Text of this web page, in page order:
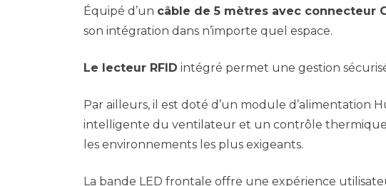
Équipé d’un câble de 5 mètres avec connecteur
son intégration dans n’importe quel espace.
Le lecteur RFID intégré permet une gestion
Par ailleurs, il est doté d’un module d’alimentation
intelligente du ventilateur et un contrôle thermique
les environnements les plus exigeants.
La bande LED frontale offre une expérience